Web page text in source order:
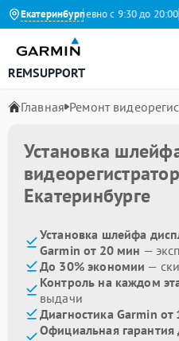
Екатеринбург
Ежедневно с 9:30 до 20:00
REMSUPPORT
Главная Ремонт
Установка
Екатеринбурге
Установка шлейфа
Garmin от 20 мин —
До 30% экономии —
Контроль на каждом
выдачи
Диагностика Garmin от
Официальная гарантия